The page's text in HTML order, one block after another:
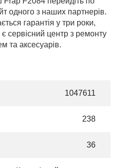
одного з наших партнерів.
гарантія у три роки,
є сервісний центр з ремонту
та аксесуарів.
1047611
238
36